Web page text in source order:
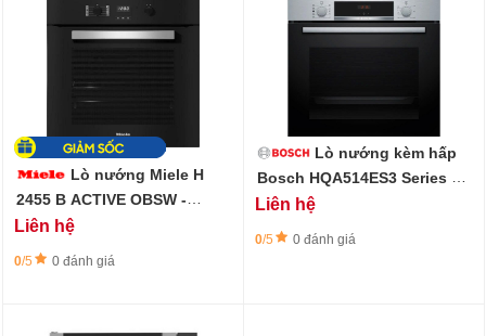
Lò nướng Miele H
2455 B ACTIVE OBSW -
Perfect Clean
Liên hệ
0/5 0 đánh giá
Lò nướng kèm hấp
Bosch HQA514ES3 Series 4 -
71L - Làm sạch thủy phân
Liên hệ
0/5 0 đánh giá